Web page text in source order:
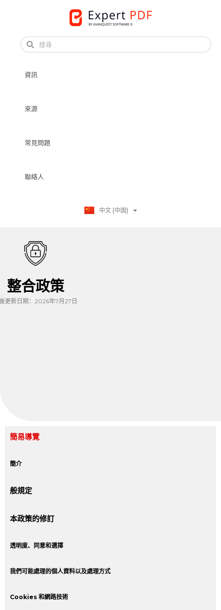
content
資訊
來源
常見問題
聯絡人
中文 (中国)
日本語
整合政策
更新日期：2026年7月27日
簡易導覽
簡介
般規定
本政策的修訂
透明度、同意和選擇
我們可能處理的個人資料以及處理方式
Cookies 和網路技術